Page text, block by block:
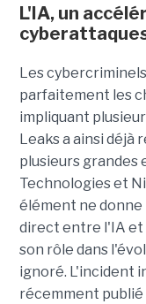
L'IA, un
Les
parfaitement les
impliquant
Leaks a ainsi déjà
plusieurs grandes
Technologies et
élément ne donne
direct entre l'IA et
son rôle dans
ignoré. L'incident
récemment